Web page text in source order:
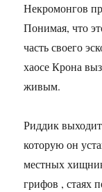
Некромонгов
Понимая, что
часть своего
хаосе Крона
живым.
Риддик
которую он
местных
грифов , стаях